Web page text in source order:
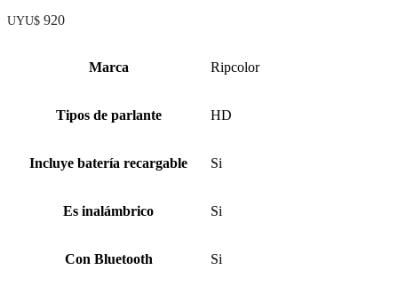
UYU$ 920
Marca Ripcolor
Tipos de parlante HD
Incluye batería recargable Si
Es inalámbrico Si
Con Bluetooth Si